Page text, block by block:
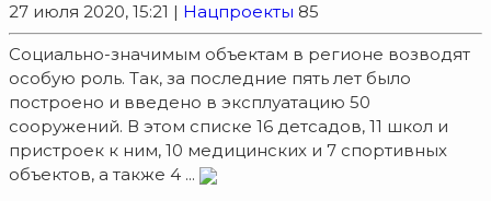
27 июля 2020, 15:21 | Нацпроекты 85
Социально-значимым объектам в регионе возводят
особую роль. Так, за последние пять лет было
построено и введено в эксплуатацию 50
сооружений. В этом списке 16 детсадов, 11 школ и
пристроек к ним, 10 медицинских и 7 спортивных
объектов, а также 4 ...